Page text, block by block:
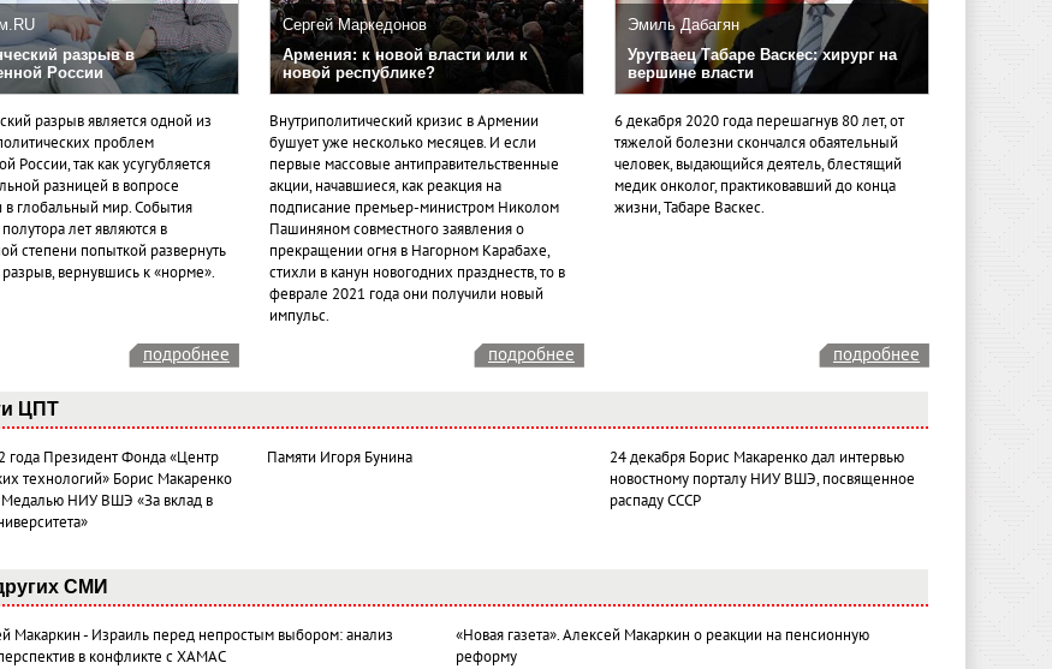
разрыв в
России
разрыв является одной из
проблем
России, так как усугубляется
разницей в вопросе
в глобальный мир. События
лет являются в
степени попыткой развернуть
разрыв, вернувшись к «норме».
Сергей Маркедонов
Армения: к новой власти или к
новой республике?
Внутриполитический кризис в Армении
бушует уже несколько месяцев. И если
первые массовые антиправительственные
акции, начавшиеся, как реакция на
подписание премьер-министром Николом
Пашиняном совместного заявления о
прекращении огня в Нагорном Карабахе,
стихли в канун новогодних празднеств, то в
феврале 2021 года они получили новый
импульс.
Эмиль Дабагян
Уругваец Табаре Васкес: хирург на
вершине власти
6 декабря 2020 года перешагнув 80 лет, от
тяжелой болезни скончался обаятельный
человек, выдающийся деятель, блестящий
медик онколог, практиковавший до конца
жизни, Табаре Васкес.
подробнее подробнее подробнее
ЦПТ
года Президент Фонда «Центр
технологий» Борис Макаренко
Медалью НИУ ВШЭ «За вклад в
Памяти Игоря Бунина
24 декабря Борис Макаренко дал интервью
новостному порталу НИУ ВШЭ, посвященное
распаду СССР
СМИ
Макаркин - Израиль перед непростым выбором: анализ
в конфликте с ХАМАС
«Новая газета». Алексей Макаркин о реакции на пенсионную
реформу